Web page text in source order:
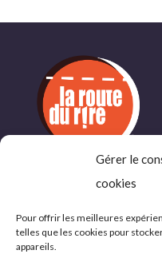
Gérer le
cookies
Pour offrir les meilleures
telles que les cookies pour
appareils.
INFORMATIONS
Politique de